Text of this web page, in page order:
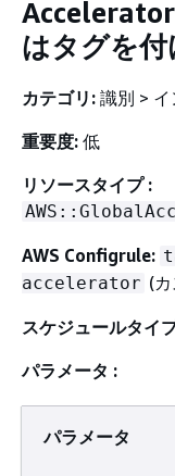
はタグを
カテゴリ: 識別 >
重要度: 低
リソースタイプ :
AWS Configrule:
accelerator (
スケジュールタイ
パラメータ :
パラメータ